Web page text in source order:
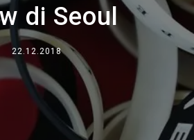
di Seoul
22.12.2018
noi